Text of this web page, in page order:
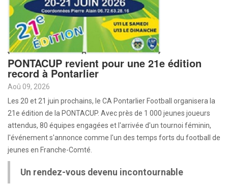
PONTACUP revient pour une 21e édition
record à Pontarlier
Aoû 09, 2026
Les 20 et 21 juin prochains, le CA Pontarlier Football organisera la
21e édition de la PONTACUP. Avec près de 1 000 jeunes joueurs
attendus, 80 équipes engagées et l'arrivée d'un tournoi féminin,
l'événement s'annonce comme l'un des temps forts du football de
jeunes en Franche-Comté.
Un rendez-vous devenu incontournable